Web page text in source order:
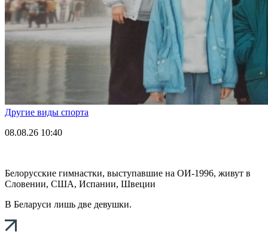
Другие виды спорта
08.08.26 10:40
Белорусские гимнастки, выступавшие на ОИ-1996, живут в
Словении, США, Испании, Швеции
В Беларуси лишь две девушки.